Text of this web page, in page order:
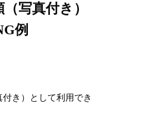
写真付き）
例
き）として利用でき